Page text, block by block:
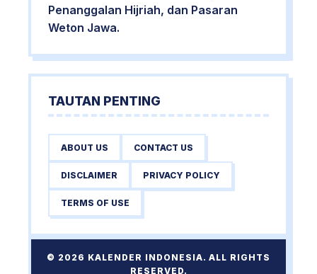
Penanggalan Hijriah, dan Pasaran
Weton Jawa.
TAUTAN PENTING
ABOUT US CONTACT US
DISCLAIMER PRIVACY POLICY
TERMS OF USE
© 2026 KALENDER INDONESIA. ALL RIGHTS
RESERVED.